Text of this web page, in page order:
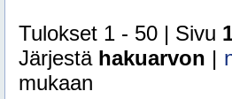
Tulokset 1 - 50 | Sivu
Järjestä hakuarvon |
mukaan